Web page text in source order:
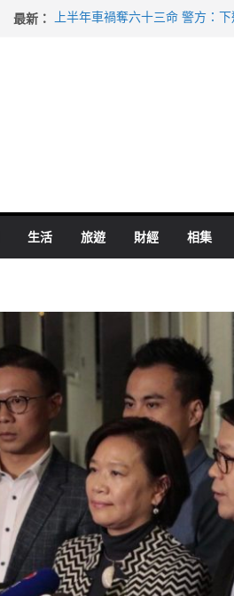
最新： 上半年車禍奪六十三命 警方：
生活 旅遊 財經 相集